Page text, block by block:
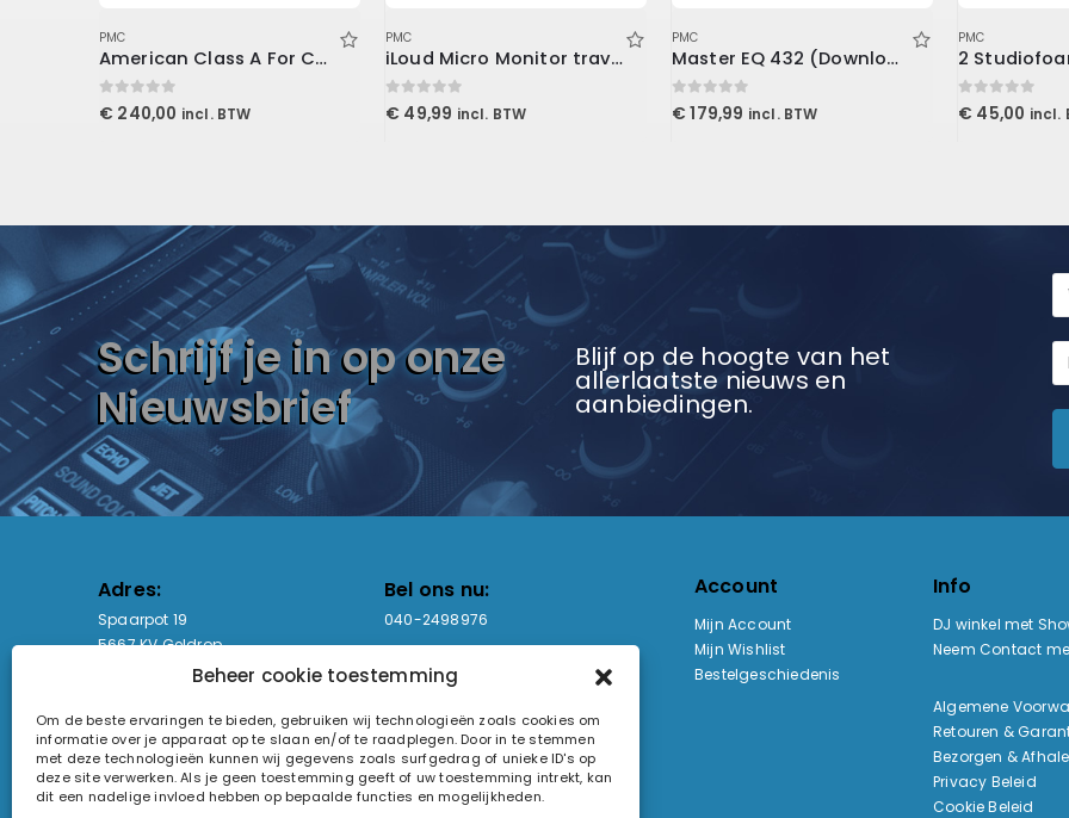
Beheer cookie toestemming
Om de beste ervaringen te bieden, gebruiken wij technologieën zoals cookies om
informatie over je apparaat op te slaan en/of te raadplegen. Door in te stemmen
met deze technologieën kunnen wij gegevens zoals surfgedrag of unieke ID's op
deze site verwerken. Als je geen toestemming geeft of uw toestemming intrekt, kan
dit een nadelige invloed hebben op bepaalde functies en mogelijkheden.
PMC
American Class A For Console1
0out of 5
€ 240,00 incl. BTW
PMC
iLoud Micro Monitor travel bag
0out of 5
€ 49,99 incl. BTW
PMC
Master EQ 432 (Download)
0out of 5
€ 179,99 incl. BTW
PMC
0out of 5
€ 45,00 incl.
Schrijf je in op onze
Nieuwsbrief
Blijf op de hoogte van het
allerlaatste nieuws en
aanbiedingen.
Adres:
Spaarpot 19
5667 KV Geldrop
Bel ons nu:
040-2498976
sales@lightandsound.store
Openingstijden:
Ma - Vr: 09:00-17:00
Za: Enkel op afspraak
KvK-nummer: 60857196
Btw-nummer: NL854090368B01
Account
Mijn Account
Mijn Wishlist
Bestelgeschiedenis
Info
DJ winkel met
Neem Contact
Algemene
Retouren &
Bezorgen &
Privacy Beleid
Cookie Beleid